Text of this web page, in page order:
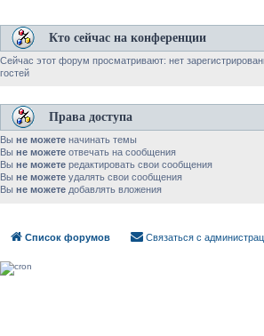
Кто сейчас на конференции
Сейчас этот форум просматривают: нет
гостей
Права доступа
Вы не можете начинать темы
Вы не можете отвечать на сообщения
Вы не можете редактировать свои сообщения
Вы не можете удалять свои сообщения
Вы не можете добавлять вложения
Список форумов Связаться с